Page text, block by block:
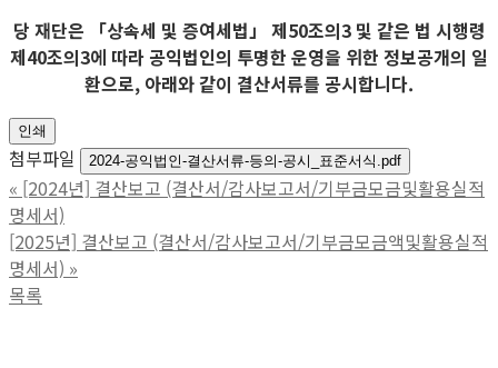
당 재단은 「상속세 및 증여세법」 제50조의3 및 같은 법 시행령
제40조의3에 따라 공익법인의 투명한 운영을 위한 정보공개의 일
환으로, 아래와 같이 결산서류를 공시합니다.
인쇄
첨부파일 2024-공익법인-결산서류-등의-공시_표준서식.pdf
« [2024년] 결산보고 (결산서/감사보고서/기부금모금및활용실적
명세서)
[2025년] 결산보고 (결산서/감사보고서/기부금모금액및활용실적
명세서) »
목록